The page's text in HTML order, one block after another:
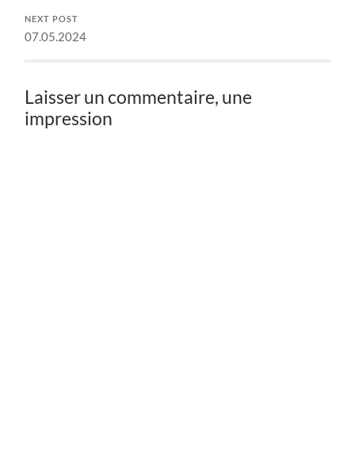
NEXT POST
07.05.2024
Laisser un commentaire, une
impression